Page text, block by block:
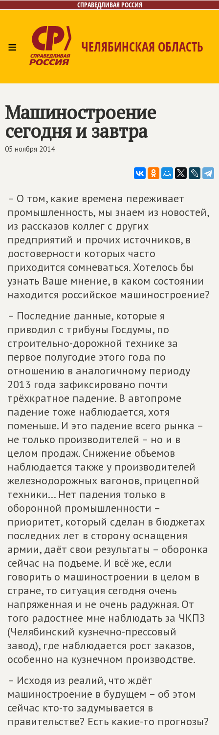
СПРАВЕДЛИВАЯ РОССИЯ
≡ ЧЕЛЯБИНСКАЯ ОБЛАСТЬ
Машиностроение
сегодня и завтра
05 ноября 2014
– О том, какие времена переживает
промышленность, мы знаем из новостей,
из рассказов коллег с других
предприятий и прочих источников, в
достоверности которых часто
приходится сомневаться. Хотелось бы
узнать Ваше мнение, в каком состоянии
находится российское машиностроение?
– Последние данные, которые я
приводил с трибуны Госдумы, по
строительно-дорожной технике за
первое полугодие этого года по
отношению в аналогичному периоду
2013 года зафиксировано почти
трёхкратное падение. В автопроме
падение тоже наблюдается, хотя
поменьше. И это падение всего рынка –
не только производителей – но и в
целом продаж. Снижение объемов
наблюдается также у производителей
железнодорожных вагонов, прицепной
техники... Нет падения только в
оборонной промышленности –
приоритет, который сделан в бюджетах
последних лет в сторону оснащения
армии, даёт свои результаты – оборонка
сейчас на подъеме. И всё же, если
говорить о машиностроении в целом в
стране, то ситуация сегодня очень
напряженная и не очень радужная. От
того радостнее мне наблюдать за ЧКПЗ
(Челябинский кузнечно-прессовый
завод), где наблюдается рост заказов,
особенно на кузнечном производстве.
– Исходя из реалий, что ждёт
машиностроение в будущем – об этом
сейчас кто-то задумывается в
правительстве? Есть какие-то прогнозы?